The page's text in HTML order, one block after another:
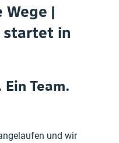
Wege |
startet in
Team.
und wir